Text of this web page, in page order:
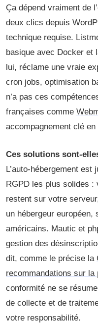
Ça dépend vraiment de
deux clics depuis
technique requise.
basique avec Docker et
lui, réclame une vraie
cron jobs, optimisation
n’a pas ces
françaises comme
accompagnement clé en
Ces solutions sont-
L’auto-hébergement est
RGPD les plus solides :
restent sur votre
un hébergeur
américains. Mautic et
gestion des
dit, comme le précise la
recommandations sur
conformité ne se
de collecte et de
votre responsabilité.